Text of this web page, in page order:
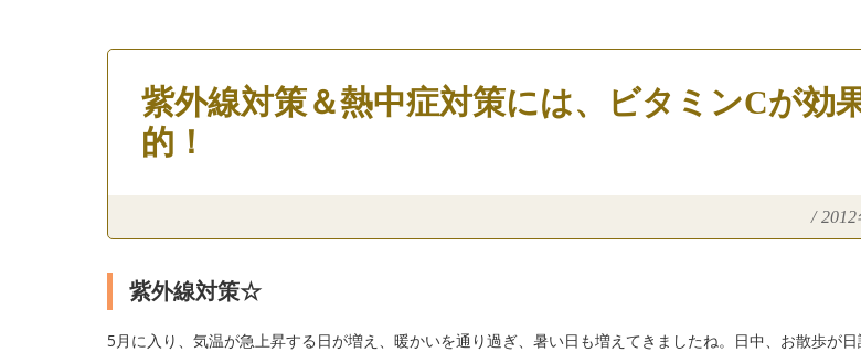
紫外線対策＆熱中症対策には、ビタミンCが効
的！
/
紫外線対策☆
5月に入り、気温が急上昇する日が増え、暖かいを通り過ぎ、暑い日も増えてきましたね。日中、お散歩が